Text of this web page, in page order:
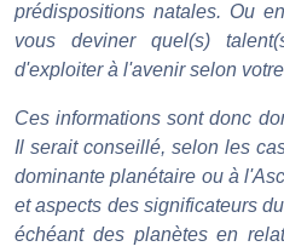
prédispositions natales. Ou
vous deviner quel(s)
d'exploiter à l'avenir selon
Ces informations sont donc
Il serait conseillé, selon les
dominante planétaire ou à
et aspects des significateurs
échéant des planètes en